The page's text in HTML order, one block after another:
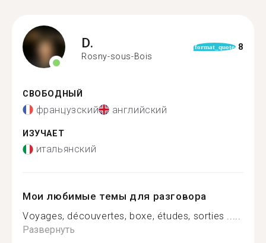
D.
Rosny-sous-Bois
format_quote 8
СВОБОДНЫЙ
французский английский
ИЗУЧАЕТ
итальянский
Мои любимые темы для разговора
Voyages, découvertes, boxe, études, sorties .....
Развернуть